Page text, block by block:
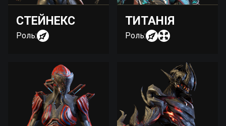
СТЕЙНЕКС
Роль:
ТИТАНІЯ
Роль: